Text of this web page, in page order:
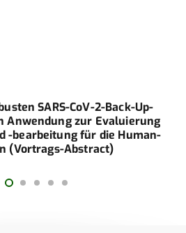
SARS-CoV-2-Back-Up-
Anwendung zur Evaluierung
­-bearbeitung für die Human-
(Vortrags-Abstract)